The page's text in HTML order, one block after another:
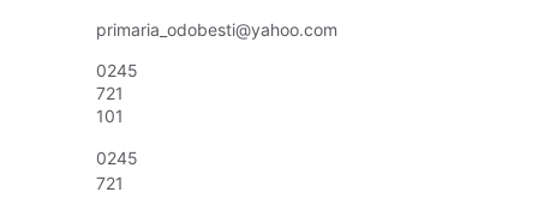
primaria_odobesti@yahoo.com
0245
721
101
0245
721